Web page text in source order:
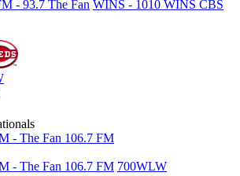
- 93.7 The Fan WINS - 1010 WINS CBS
- The Fan 106.7 FM
- The Fan 106.7 FM 700WLW